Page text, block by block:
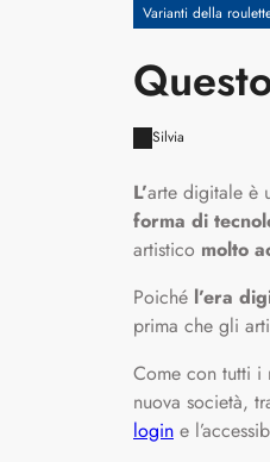
Varianti della
Silvia
L’arte digitale è
forma di
artistico molto
Poiché l’era
prima che gli
Come con tutti i
nuova società,
login e